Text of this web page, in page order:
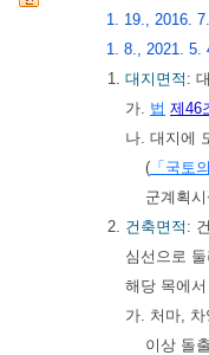
1. 19., 2016.
1. 8., 2021. 5.
1. 대지면적 :
가. 법 제46
나. 대지에
( 「국토
군계획
2. 건축면적 :
심선으로
해당 목에
가. 처마,
이상 돌